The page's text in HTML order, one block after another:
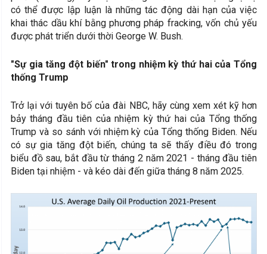
có thể được lập luận là những tác động dài hạn của việc
khai thác dầu khí bằng phương pháp fracking, vốn chủ yếu
được phát triển dưới thời George W. Bush.
"Sự gia tăng đột biến" trong nhiệm kỳ thứ hai của Tổng
thống Trump
Trở lại với tuyên bố của đài NBC, hãy cùng xem xét kỹ hơn
bảy tháng đầu tiên của nhiệm kỳ thứ hai của Tổng thống
Trump và so sánh với nhiệm kỳ của Tổng thống Biden. Nếu
có sự gia tăng đột biến, chúng ta sẽ thấy điều đó trong
biểu đồ sau, bắt đầu từ tháng 2 năm 2021 - tháng đầu tiên
Biden tại nhiệm - và kéo dài đến giữa tháng 8 năm 2025.